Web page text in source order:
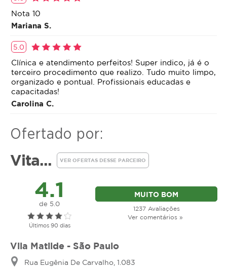
Nota 10
Mariana S.
5.0
Clínica e atendimento perfeitos! Super indico, já é o
terceiro procedimento que realizo. Tudo muito limpo,
organizado e pontual. Profissionais educadas e
capacitadas!
Carolina C.
Ofertado por:
Vita... VER OFERTAS DESSE PARCEIRO
4.1
de 5.0
Últimos 90 dias
MUITO BOM
1237 Avaliações
Ver comentários »
Vila Matilde - São Paulo
Rua Eugênia De Carvalho, 1.083